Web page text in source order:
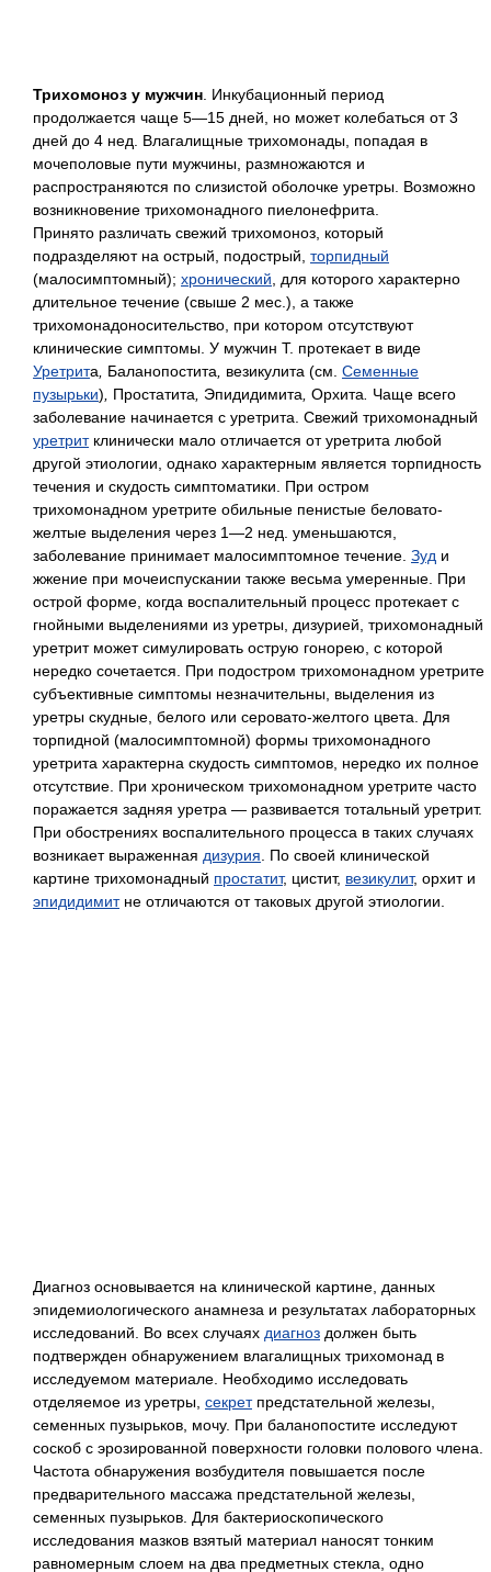
Трихомоноз у мужчин . Инкубационный период
продолжается чаще 5—15 дней, но может колебаться от 3
дней до 4 нед. Влагалищные трихомонады, попадая в
мочеполовые пути мужчины, размножаются и
распространяются по слизистой оболочке уретры. Возможно
возникновение трихомонадного пиелонефрита.
Принято различать свежий трихомоноз, который
подразделяют на острый, подострый, торпидный
(малосимптомный); хронический , для которого характерно
длительное течение (свыше 2 мес.), а также
трихомонадоносительство, при котором отсутствуют
клинические симптомы. У мужчин Т. протекает в виде
Уретрита Баланопостита везикулита (см. Семенные
пузырьки) Простатита Эпидидимита Орхита
Чаще всего
заболевание начинается с уретрита. Свежий трихомонадный
уретритклинически мало отличается от уретрита любой
другой этиологии, однако характерным является торпидность
течения и скудость симптоматики. При остром
трихомонадном уретрите обильные пенистые беловато-
желтые выделения через 1—2 нед. уменьшаются,
заболевание принимает малосимптомное течение. Зуд и
жжение при мочеиспускании также весьма умеренные. При
острой форме, когда воспалительный процесс протекает с
гнойными выделениями из уретры, дизурией, трихомонадный
уретрит может симулировать острую гонорею, с которой
нередко сочетается. При подостром трихомонадном уретрите
субъективные симптомы незначительны, выделения из
уретры скудные, белого или серовато-желтого цвета. Для
торпидной (малосимптомной) формы трихомонадного
уретрита характерна скудость симптомов, нередко их полное
отсутствие. При хроническом трихомонадном уретрите часто
поражается задняя уретра — развивается тотальный уретрит.
При обострениях воспалительного процесса в таких случаях
возникает выраженная дизурия . По своей клинической
картине трихомонадный простатит, цистит, везикулит, орхит и
эпидидимитне отличаются от таковых другой этиологии.
Диагноз основывается на клинической картине, данных
эпидемиологического анамнеза и результатах лабораторных
исследований. Во всех случаях диагноз должен быть
подтвержден обнаружением влагалищных трихомонад в
исследуемом материале. Необходимо исследовать
отделяемое из уретры, секретпредстательной железы,
семенных пузырьков, мочу. При баланопостите исследуют
соскоб с эрозированной поверхности головки полового члена.
Частота обнаружения возбудителя повышается после
предварительного массажа предстательной железы,
семенных пузырьков. Для бактериоскопического
исследования мазков взятый материал наносят тонким
равномерным слоем на два предметных стекла, одно